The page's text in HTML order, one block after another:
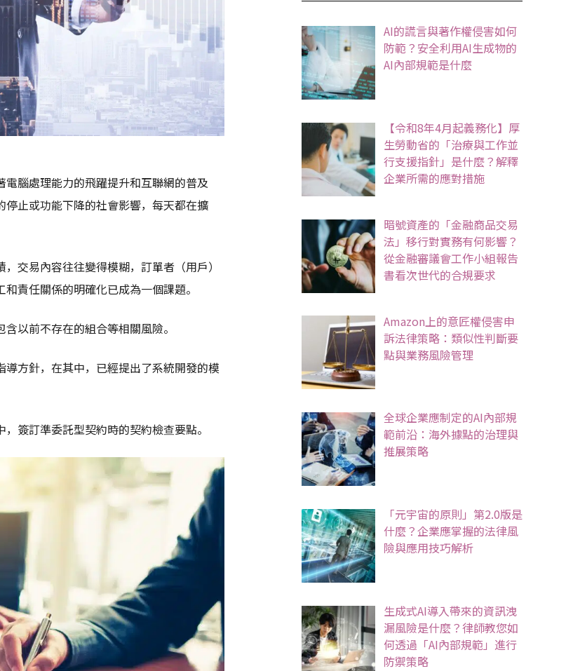
腦處理能力的飛躍提升和互聯網的普及
止或功能下降的社會影響，每天都在擴
交易內容往往變得模糊，訂單者（用戶）
責任關係的明確化已成為一個課題。
以前不存在的組合等相關風險。
方針，在其中，已經提出了系統開發的模
簽訂準委託型契約時的契約檢查要點。
AI的謊言與著作權侵害如何
防範？安全利用AI生成物的
AI內部規範是什麼
【令和8年4月起義務化】厚
生勞動省的「治療與工作並
行支援指針」是什麼？解釋
企業所需的應對措施
暗號資產的「金融商品交易
法」移行對實務有何影響？
從金融審議會工作小組報告
書看次世代的合規要求
Amazon上的意匠權侵害申
訴法律策略：類似性判斷要
點與業務風險管理
全球企業應制定的AI內部規
範前沿：海外據點的治理與
推展策略
「元宇宙的原則」第2.0版是
什麼？企業應掌握的法律風
險與應用技巧解析
生成式AI導入帶來的資訊洩
漏風險是什麼？律師教您如
何透過「AI內部規範」進行
防禦策略